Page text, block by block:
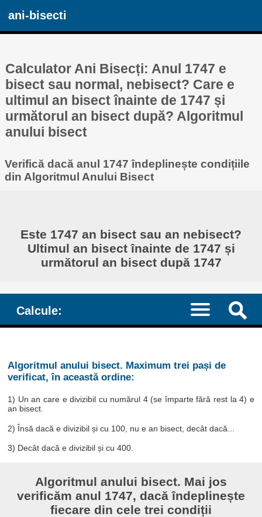
ani-bisecti
Calculator Ani Bisecți: Anul 1747 e
bisect sau normal, nebisect? Care e
ultimul an bisect înainte de 1747 și
următorul an bisect după? Algoritmul
anului bisect
Verifică dacă anul 1747 îndeplinește condițiile
din Algoritmul Anului Bisect
Este 1747 an bisect sau an nebisect?
Ultimul an bisect înainte de 1747 și
următorul an bisect după 1747
Calcule:
Algoritmul anului bisect. Maximum trei pași de
verificat, în această ordine:
1) Un an care e divizibil cu numărul 4 (se împarte fără rest la 4) e
an bisect.
2) Însă dacă e divizibil și cu 100, nu e an bisect, decât dacă...
3) Decât dacă e divizibil și cu 400.
Algoritmul anului bisect. Mai jos
verificăm anul 1747, dacă îndeplinește
fiecare din cele trei condiții